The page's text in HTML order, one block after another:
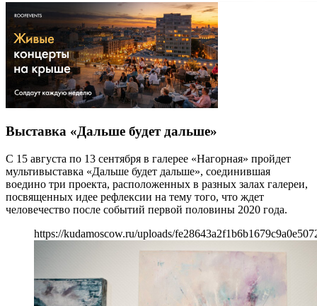
Выставка «Дальше будет дальше»
С 15 августа по 13 сентября в галерее «Нагорная» пройдет
мультивыставка «Дальше будет дальше», соединившая
воедино три проекта, расположенных в разных залах галереи,
посвященных идее рефлексии на тему того, что ждет
человечество после событий первой половины 2020 года.
https://kudamoscow.ru/uploads/